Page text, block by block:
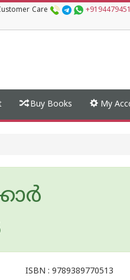
Care
Buy Books My
ISBN : 9789389770513